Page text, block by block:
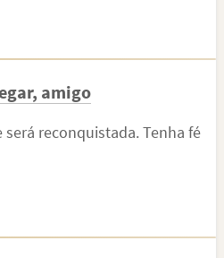
amigo
será reconquistada. Tenha fé